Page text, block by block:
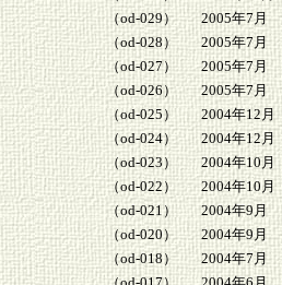
（od-029）
2005年7月
（od-028）
2005年7月
（od-027）
2005年7月
（od-026）
2005年7月
（od-025）
2004年12月
（od-024）
2004年12月
（od-023）
2004年10月
（od-022）
2004年10月
（od-021）
2004年9月
（od-020）
2004年9月
（od-018）
2004年7月